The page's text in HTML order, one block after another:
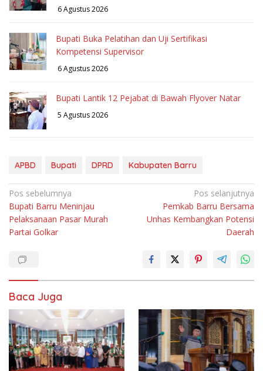
6 Agustus 2026
Bupati Buka Pelatihan dan Uji Sertifikasi
Kompetensi Supervisor
6 Agustus 2026
Bupati Lantik 12 Pejabat di Bawah Flyover Natar
5 Agustus 2026
APBD Bupati DPRD Kabupaten Barru
Navigasi
pos
Pos sebelumnya
Bupati Barru Meninjau
Pelaksanaan Pasar Murah
Partai Golkar
Pos selanjutnya
Pemkab Barru Bersama
Unhas Kembangkan Potensi
Daerah
Baca Juga